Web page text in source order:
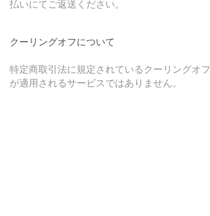
払いにてご返送ください。
クーリングオフについて
特定商取引法に規定されているクーリングオフ
が適用されるサービスではありません。